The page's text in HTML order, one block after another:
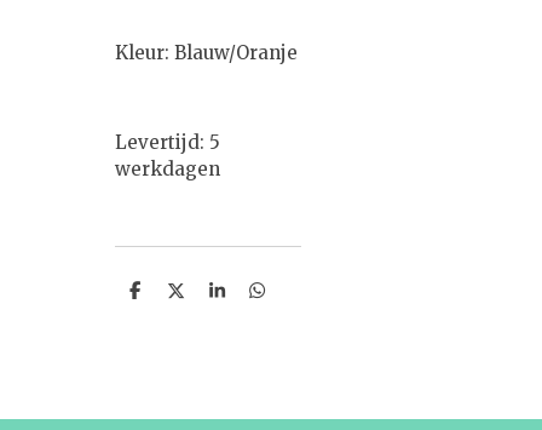
Kleur: Blauw/Oranje
Levertijd: 5
werkdagen
D
D
S
D